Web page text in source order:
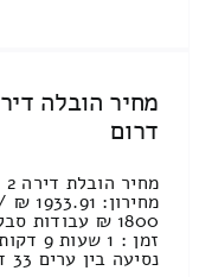
דרום
נסיעה בין ערים 33 דקות נפח כללי: [...]